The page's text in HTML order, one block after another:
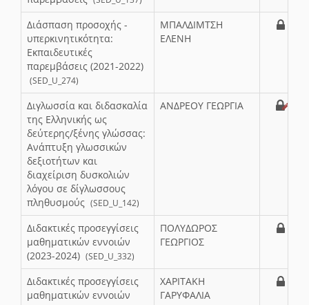
Διάσπαση προσοχής -
υπερκινητικότητα:
Εκπαιδευτικές
παρεμβάσεις (2021-2022)
(SED_U_274)
ΜΠΑΛΔΙΜΤΣΗ
ΕΛΕΝΗ
Διγλωσσία και διδασκαλία
της Ελληνικής ως
δεύτερης/ξένης γλώσσας:
Ανάπτυξη γλωσσικών
δεξιοτήτων και
διαχείριση δυσκολιών
λόγου σε δίγλωσσους
πληθυσμούς (SED_U_142)
ΑΝΔΡΕΟΥ ΓΕΩΡΓΙΑ
Διδακτικές προσεγγίσεις
μαθηματικών εννοιών
(2023-2024) (SED_U_332)
ΠΟΛΥΔΩΡΟΣ
ΓΕΩΡΓΙΟΣ
Διδακτικές προσεγγίσεις
μαθηματικών εννοιών
ΧΑΡΙΤΑΚΗ
ΓΑΡΥΦΑΛΙΑ